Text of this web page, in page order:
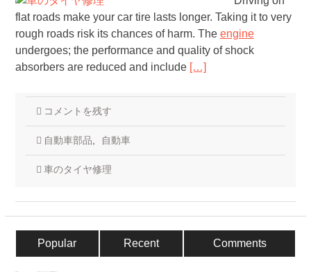
flat roads make your car tire lasts longer. Taking it to very
rough roads risk its chances of harm. The engine
undergoes; the performance and quality of shock
absorbers are reduced and include […]
コメントを残す
自動車部品, 自動車
車のタイヤ修理
Popular Recent Comments